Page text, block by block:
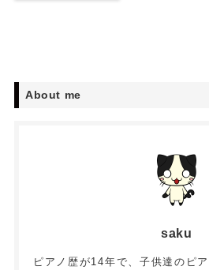
About me
saku
ピアノ歴が14年で、子供達のピ